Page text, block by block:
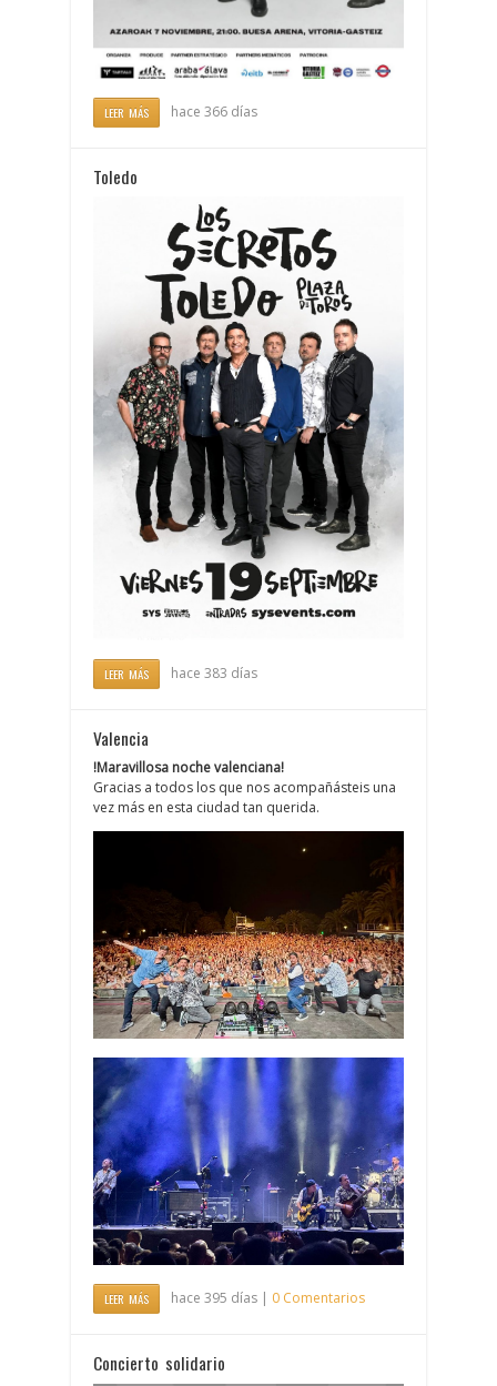
LEER MÁS hace 366 días
Toledo
LEER MÁS hace 383 días
Valencia
!Maravillosa noche valenciana!
Gracias a todos los que nos acompañásteis una
vez más en esta ciudad tan querida.
LEER MÁS hace 395 días | 0 Comentarios
Concierto solidario